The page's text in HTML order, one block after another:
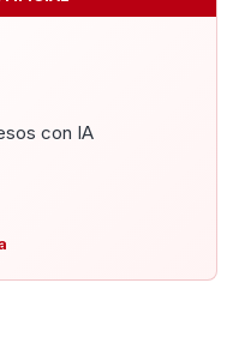
con IA